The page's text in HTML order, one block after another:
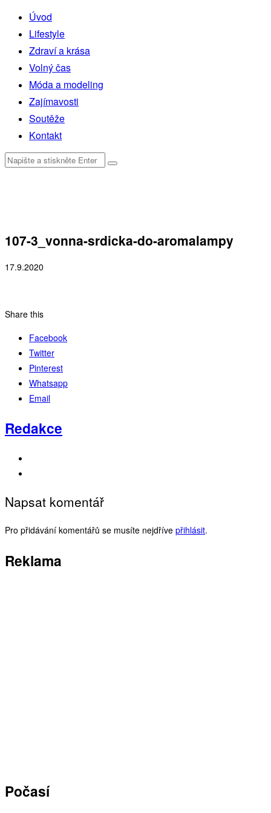
Úvod
Lifestyle
Zdraví a krása
Volný čas
Móda a modeling
Zajímavosti
Soutěže
Kontakt
107-3_vonna-srdicka-do-aromalampy
17.9.2020
Share this
Facebook
Twitter
Pinterest
Whatsapp
Email
Redakce
Napsat komentář
Pro přidávání komentářů se musíte nejdříve přihlásit.
Reklama
Počasí